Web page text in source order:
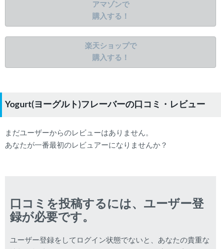
アマゾンで
購入する！
楽天ショップで
購入する！
Yogurt(ヨーグルト)フレーバーの口コミ・レビュー
まだユーザーからのレビューはありません。
あなたが一番最初のレビュアーになりませんか？
口コミを投稿するには、ユーザー登
録が必要です。
ユーザー登録をしてログイン状態でないと、あなたの貴重な